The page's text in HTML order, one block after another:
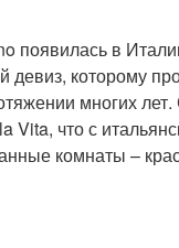
появилась в
девиз, которому
многих лет.
Vita, что с
комнаты –